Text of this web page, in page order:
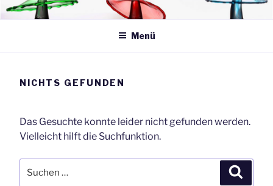
Zum
InhaltSteinTropfen.de
Menü
NICHTS GEFUNDEN
Das Gesuchte konnte leider nicht gefunden werden.
Vielleicht hilft die Suchfunktion.
nach: